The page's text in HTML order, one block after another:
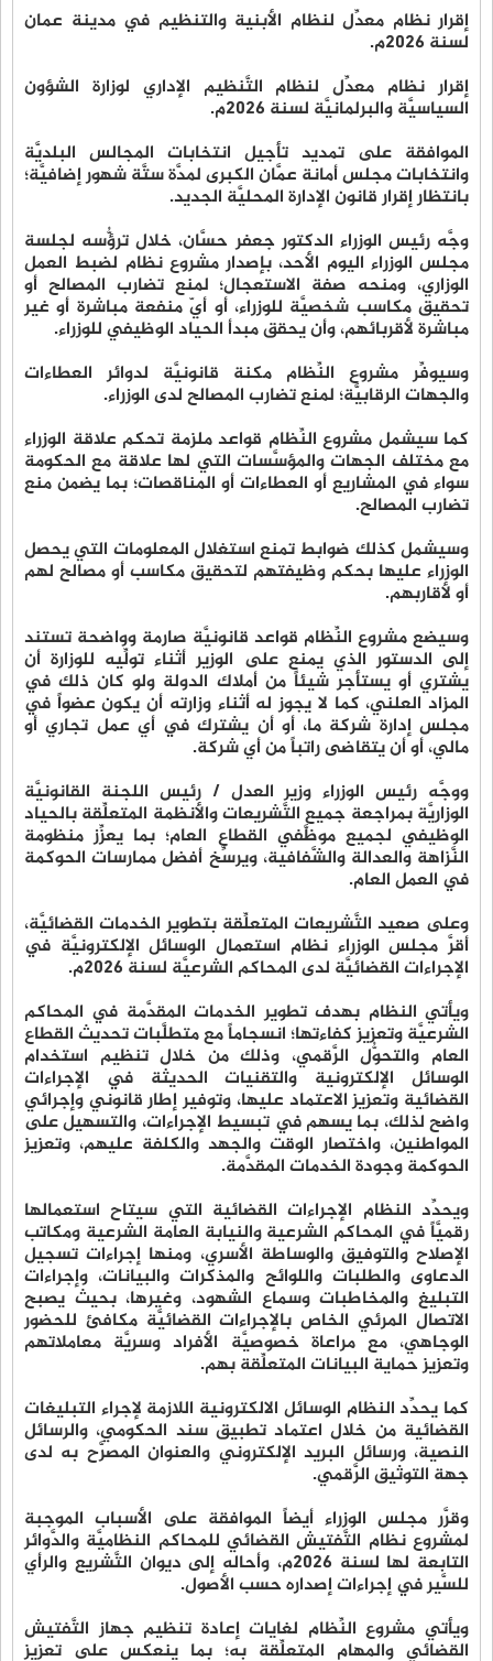
إقرار نظام معدِّل لنظام الأبنية والتنظيم في مدينة عمان
لسنة 2026م.
إقرار نظام معدِّل لنظام التَّنظيم الإداري لوزارة الشؤون
السياسيَّة والبرلمانيَّة لسنة 2026م.
الموافقة على تمديد تأجيل انتخابات المجالس البلديَّة
وانتخابات مجلس أمانة عمَّان الكبرى لمدَّة ستَّة شهور إضافيَّة؛
بانتظار إقرار قانون الإدارة المحليَّة الجديد.
وجَّه رئيس الوزراء الدكتور جعفر حسَّان، خلال ترؤُّسه لجلسة
مجلس الوزراء اليوم الأحد، بإصدار مشروع نظام لضبط العمل
الوزاري، ومنحه صفة الاستعجال؛ لمنع تضارب المصالح أو
تحقيق مكاسب شخصيَّة للوزراء، أو أيّ منفعة مباشرة أو غير
مباشرة لأقربائهم، وأن يحقق مبدأ الحياد الوظيفي للوزراء.
وسيوفِّر مشروع النِّظام مكنة قانونيَّة لدوائر العطاءات
والجهات الرقابيَّة؛ لمنع تضارب المصالح لدى الوزراء.
كما سيشمل مشروع النِّظام قواعد ملزمة تحكم علاقة الوزراء
مع مختلف الجهات والمؤسَّسات التي لها علاقة مع الحكومة
سواء في المشاريع أو العطاءات أو المناقصات؛ بما يضمن منع
تضارب المصالح.
وسيشمل كذلك ضوابط تمنع استغلال المعلومات التي يحصل
الوزراء عليها بحكم وظيفتهم لتحقيق مكاسب أو مصالح لهم
أو لأقاربهم.
وسيضع مشروع النِّظام قواعد قانونيَّة صارمة وواضحة تستند
إلى الدستور الذي يمنع على الوزير أثناء تولِّيه للوزارة أن
يشتري أو يستأجر شيئاً من أملاك الدولة ولو كان ذلك في
المزاد العلني، كما لا يجوز له أثناء وزارته أن يكون عضواً في
مجلس إدارة شركة ما، أو أن يشترك في أي عمل تجاري أو
مالي، أو أن يتقاضى راتباً من أي شركة.
ووجَّه رئيس الوزراء وزير العدل / رئيس اللجنة القانونيَّة
الوزاريَّة بمراجعة جميع التَّشريعات والأنظمة المتعلِّقة بالحياد
الوظيفي لجميع موظَّفي القطاع العام؛ بما يعزِّز منظومة
النَّزاهة والعدالة والشَّفافية، ويرسِّخ أفضل ممارسات الحوكمة
في العمل العام.
وعلى صعيد التَّشريعات المتعلِّقة بتطوير الخدمات القضائيَّة،
أقرَّ مجلس الوزراء نظام استعمال الوسائل الإلكترونيَّة في
الإجراءات القضائيَّة لدى المحاكم الشرعيَّة لسنة 2026م.
ويأتي النظام بهدف تطوير الخدمات المقدَّمة في المحاكم
الشرعيَّة وتعزيز كفاءتها؛ انسجاماً مع متطلَّبات تحديث القطاع
العام والتحوُّل الرَّقمي، وذلك من خلال تنظيم استخدام
الوسائل الإلكترونية والتقنيات الحديثة في الإجراءات
القضائية وتعزيز الاعتماد عليها، وتوفير إطار قانوني وإجرائي
واضح لذلك، بما يسهم في تبسيط الإجراءات، والتسهيل على
المواطنين، واختصار الوقت والجهد والكلفة عليهم، وتعزيز
الحوكمة وجودة الخدمات المقدَّمة.
ويحدِّد النظام الإجراءات القضائية التي سيتاح استعمالها
رقميَّاً في المحاكم الشرعية والنيابة العامة الشرعية ومكاتب
الإصلاح والتوفيق والوساطة الأسري، ومنها إجراءات تسجيل
الدعاوى والطلبات واللوائح والمذكرات والبيانات، وإجراءات
التبليغ والمخاطبات وسماع الشهود، وغيرها، بحيث يصبح
الاتصال المرئي الخاص بالإجراءات القضائيَّة مكافئ للحضور
الوجاهي، مع مراعاة خصوصيَّة الأفراد وسريَّة معاملاتهم
وتعزيز حماية البيانات المتعلِّقة بهم.
كما يحدِّد النظام الوسائل الالكترونية اللازمة لإجراء التبليغات
القضائية من خلال اعتماد تطبيق سند الحكومي، والرسائل
النصية، ورسائل البريد الإلكتروني والعنوان المصرَّح به لدى
جهة التوثيق الرَّقمي.
وقرَّر مجلس الوزراء أيضاً الموافقة على الأسباب الموجبة
لمشروع نظام التَّفتيش القضائي للمحاكم النظاميَّة والدَّوائر
التابعة لها لسنة 2026م، وأحاله إلى ديوان التَّشريع والرأي
للسَّير في إجراءات إصداره حسب الأصول.
ويأتي مشروع النِّظام لغايات إعادة تنظيم جهاز التَّفتيش
القضائي والمهام المتعلِّقة به؛ بما ينعكس على تعزيز